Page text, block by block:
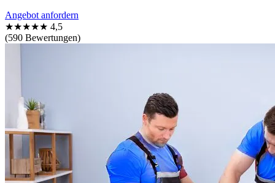
Angebot anfordern
★★★★★ 4,5
(590 Bewertungen)